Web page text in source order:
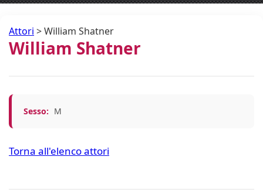
Attori >William Shatner
William Shatner
Sesso: M
Torna all'elenco attori